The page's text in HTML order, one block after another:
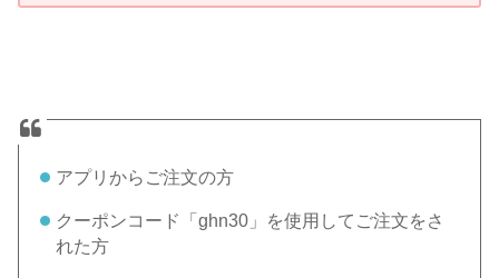
アプリからご注文の方
クーポンコード「ghn30」を使用してご注文をさ
れた方